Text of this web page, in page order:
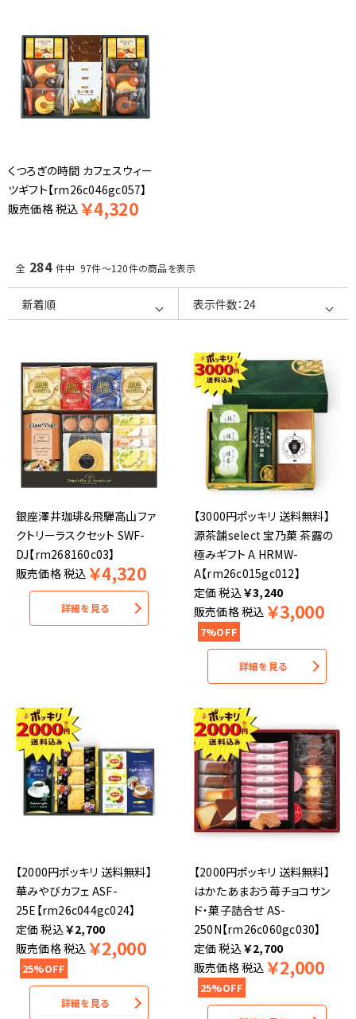
くつろぎの時間 カフェスウィー
ツギフト【rm26c046gc057】
販売価格税込 ￥4,320
全 284 件中 97件～120件の商品を表示
銀座澤井珈琲&飛騨高山ファ
クトリーラスクセット SWF-
DJ【rm268160c03】
販売価格税込 ￥4,320
詳細を見る
【3000円ポッキリ 送料無料】
源茶舗select 宝乃菓 茶露の
極みギフト A HRMW-
A【rm26c015gc012】
税込￥3,240
販売価格税込 ￥3,000
7%OFF
詳細を見る
【2000円ポッキリ 送料無料】
華みやびカフェ ASF-
25E【rm26c044gc024】
税込￥2,700
販売価格税込 ￥2,000
25%OFF
詳細を見る
【2000円ポッキリ 送料無料】
はかたあまおう苺チョコサン
ド・菓子詰合せ AS-
250N【rm26c060gc030】
税込￥2,700
販売価格税込 ￥2,000
25%OFF